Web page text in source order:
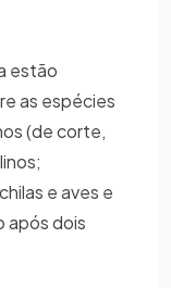
estão
as espécies
(de corte,
e aves e
após dois